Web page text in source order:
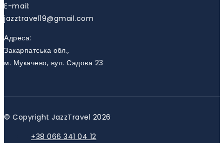
E-mail:
jazztravel19@gmail.com
Адреса:
Закарпатська обл.,
м. Мукачево, вул. Садова 23
© Copyright JazzTravel 2026
+38 066 341 04 12